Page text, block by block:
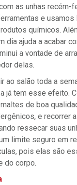
as unhas recém-
e usamos
químicos.
dia ajuda a acabar
a vontade de
delas.
ao salão toda a
já tem esse efeito.
de boa
e recorrer
ressecar suas
limite seguro em
pois elas são
do corpo.